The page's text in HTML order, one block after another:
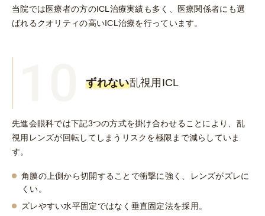
当院では医療者の方のICL治療実績も多く、医療関係者にも選
ばれるクオリティの高いICL治療を行っています。
ずれない乱視用ICL
先進会眼科では下記3つの方式を掛け合わせることにより、乱
視用レンズが回転してしまうリスクを極限まで減らしていま
す。
角膜の上側から切開することで衝撃に強く、レンズがズレに
くい。
ズレやすい水平固定ではなく垂直固定法を採用。